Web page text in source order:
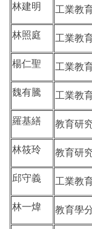
林建明 工業教
林照庭 工業教
楊仁聖 工業教
魏有騰 工業教
羅基繕 教育研
林筱玲 教育研
邱守義 工業教
林一煒 教育學